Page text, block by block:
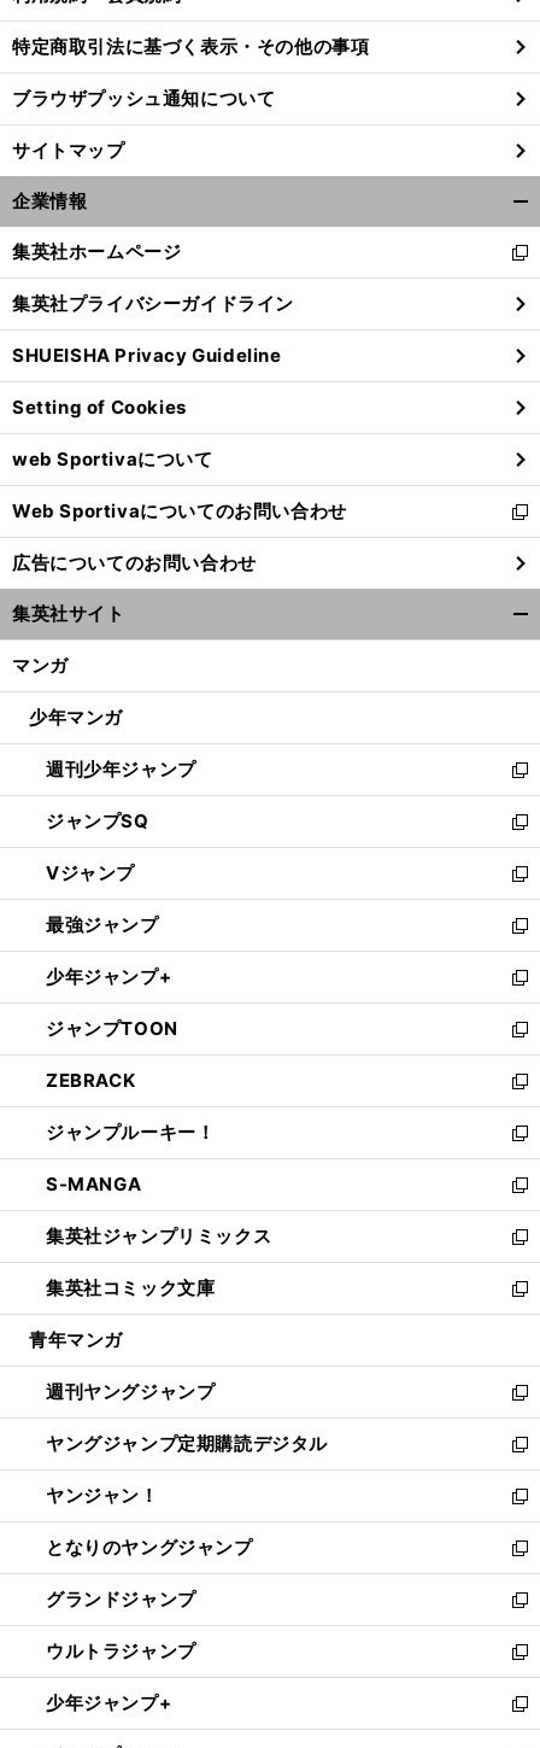
特定商取引法に基づく表示・その他の事項
ブラウザプッシュ通知について
サイトマップ
企業情報
閉
る
集英社ホームページ
新
し
い
ウ
ィ
ン
ド
ウ
で
開
く
集英社プライバシーガイドライン
SHUEISHA Privacy Guideline
Setting of Cookies
web Sportivaについて
Web Sportivaについてのお問い合わせ
新
し
い
ウ
ィ
ン
ウ
開
く
広告についてのお問い合わせ
集英社サイト
マンガ
少年マンガ
週刊少年ジャンプ
新
し
い
ウ
ィ
ン
ド
ウ
で
開
く
ジャンプSQ
新
し
い
ウ
ィ
ン
ド
ウ
で
開
く
Vジャンプ
新
し
い
ウ
ィ
ン
ド
ウ
で
開
く
最強ジャンプ
新
し
い
ウ
ィ
ン
ド
ウ
で
開
く
少年ジャンプ+
新
し
い
ウ
ィ
ン
ド
ウ
で
開
く
ジャンプTOON
新
し
い
ウ
ィ
ン
ド
ウ
で
開
く
ZEBRACK
新
し
い
ウ
ィ
ン
ド
ウ
で
開
ジャンプルーキー！
新
し
い
ウ
ィ
ン
ド
ウ
開
く
S-MANGA
新
し
い
ウ
ィ
ン
ウ
で
開
く
集英社ジャンプリミックス
新
し
い
ウ
ン
ド
ウ
で
開
く
集英社コミック文庫
新
し
ウ
ィ
ン
ド
ウ
で
開
く
青年マンガ
週刊ヤングジャンプ
新
し
い
ウ
ィ
ン
ド
ウ
で
開
く
ヤングジャンプ定期購読デジタル
新
し
い
ウ
ィ
ン
ド
ウ
で
開
く
ヤンジャン！
新
し
い
ウ
ィ
ン
ド
ウ
で
開
となりのヤングジャンプ
新
し
い
ウ
ィ
ン
ド
ウ
グランドジャンプ
新
し
い
ウ
ィ
ン
ウルトラジャンプ
新
し
い
ウ
少年ジャンプ+
新
し